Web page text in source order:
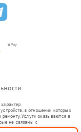
в отношении которых
Услуги оказываются в
не связаны с